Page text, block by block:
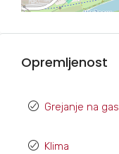
Opremljenost
Grejanje na gas
Klima